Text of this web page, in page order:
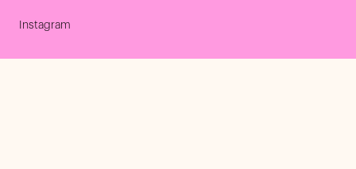
Instagram